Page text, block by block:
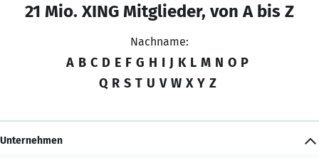
21 Mio. XING Mitglieder, von A bis Z
Nachname:
A B C D E F G H I J K L M N O P
Q R S T U V W X Y Z
Unternehmen